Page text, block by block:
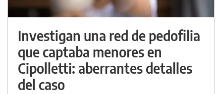
Investigan una red de pedofilia
que captaba menores en
Cipolletti: aberrantes detalles
del caso